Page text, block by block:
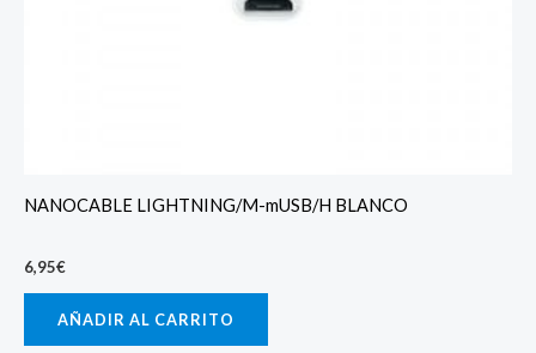
NANOCABLE LIGHTNING/M-mUSB/H BLANCO
6,95€
AÑADIR AL CARRITO